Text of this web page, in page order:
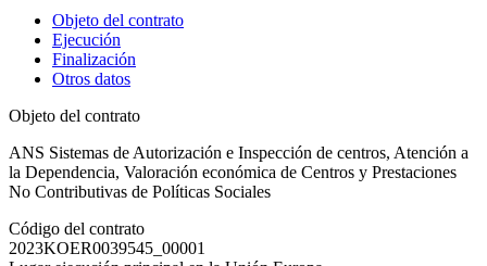
Objeto del contrato
Ejecución
Finalización
Otros datos
Objeto del contrato
ANS Sistemas de Autorización e Inspección de centros, Atención a
la Dependencia, Valoración económica de Centros y Prestaciones
No Contributivas de Políticas Sociales
Código del contrato
2023KOER0039545_00001